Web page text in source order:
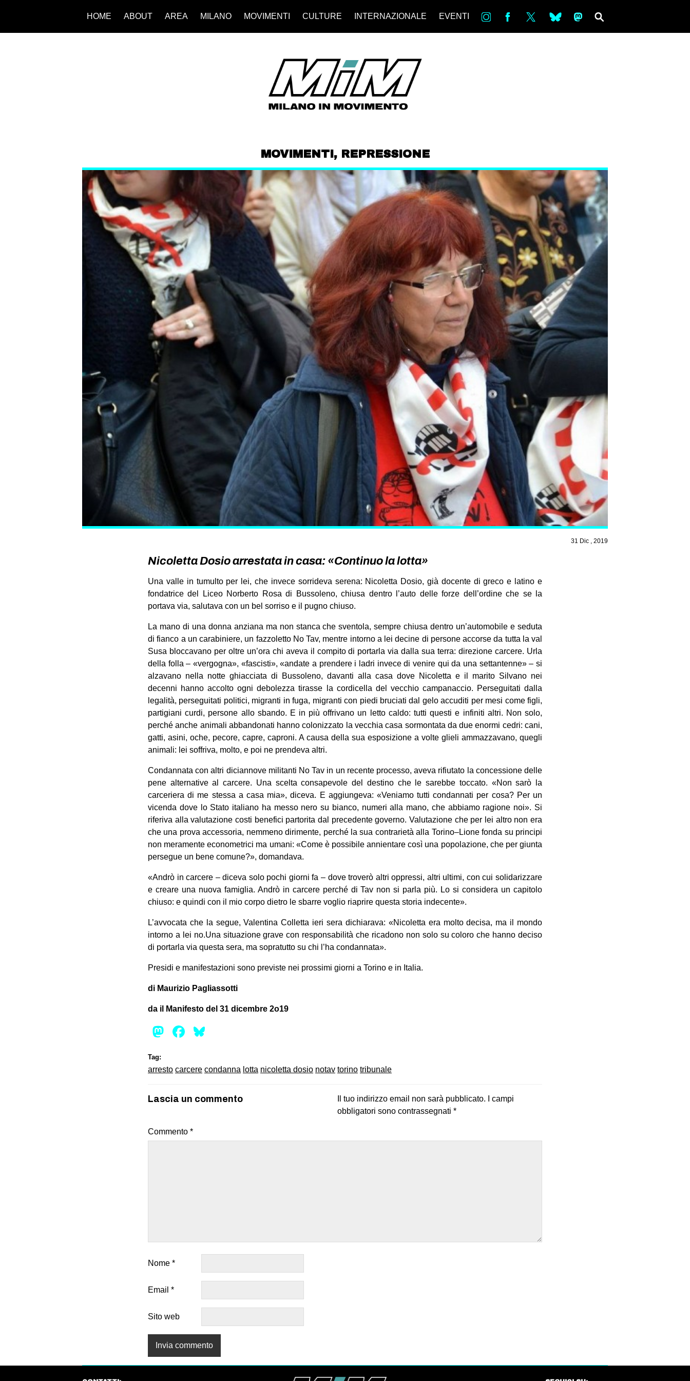
HOME ABOUT AREA MILANO MOVIMENTI CULTURE INTERNAZIONALE EVENTI in bsky ms
MOVIMENTI , REPRESSIONE
31 Dic , 2019
Nicoletta Dosio arrestata in casa: «Continuo la lotta»
Una valle in tumulto per lei, che invece sorrideva serena: Nicoletta Dosio, già docente di greco e latino e
fondatrice del Liceo Norberto Rosa di Bussoleno, chiusa dentro l’auto delle forze dell’ordine che se la
portava via, salutava con un bel sorriso e il pugno chiuso.
La mano di una donna anziana ma non stanca che sventola, sempre chiusa dentro un’automobile e seduta
di fianco a un carabiniere, un fazzoletto No Tav, mentre intorno a lei decine di persone accorse da tutta la val
Susa bloccavano per oltre un’ora chi aveva il compito di portarla via dalla sua terra: direzione carcere. Urla
della folla – «vergogna», «fascisti», «andate a prendere i ladri invece di venire qui da una settantenne» – si
alzavano nella notte ghiacciata di Bussoleno, davanti alla casa dove Nicoletta e il marito Silvano nei
decenni hanno accolto ogni debolezza tirasse la cordicella del vecchio campanaccio. Perseguitati dalla
legalità, perseguitati politici, migranti in fuga, migranti con piedi bruciati dal gelo accuditi per mesi come figli,
partigiani curdi, persone allo sbando. E in più offrivano un letto caldo: tutti questi e infiniti altri. Non solo,
perché anche animali abbandonati hanno colonizzato la vecchia casa sormontata da due enormi cedri: cani,
gatti, asini, oche, pecore, capre, caproni. A causa della sua esposizione a volte glieli ammazzavano, quegli
animali: lei soffriva, molto, e poi ne prendeva altri.
Condannata con altri diciannove militanti No Tav in un recente processo, aveva rifiutato la concessione delle
pene alternative al carcere. Una scelta consapevole del destino che le sarebbe toccato. «Non sarò la
carceriera di me stessa a casa mia», diceva. E aggiungeva: «Veniamo tutti condannati per cosa? Per un
vicenda dove lo Stato italiano ha messo nero su bianco, numeri alla mano, che abbiamo ragione noi». Si
riferiva alla valutazione costi benefici partorita dal precedente governo. Valutazione che per lei altro non era
che una prova accessoria, nemmeno dirimente, perché la sua contrarietà alla Torino–Lione fonda su principi
non meramente econometrici ma umani: «Come è possibile annientare così una popolazione, che per giunta
persegue un bene comune?», domandava.
«Andrò in carcere – diceva solo pochi giorni fa – dove troverò altri oppressi, altri ultimi, con cui solidarizzare
e creare una nuova famiglia. Andrò in carcere perché di Tav non si parla più. Lo si considera un capitolo
chiuso: e quindi con il mio corpo dietro le sbarre voglio riaprire questa storia indecente».
L’avvocata che la segue, Valentina Colletta ieri sera dichiarava: «Nicoletta era molto decisa, ma il mondo
intorno a lei no.Una situazione grave con responsabilità che ricadono non solo su coloro che hanno deciso
di portarla via questa sera, ma sopratutto su chi l’ha condannata».
Presidi e manifestazioni sono previste nei prossimi giorni a Torino e in Italia.
di Maurizio Pagliassotti
da il Manifesto del 31 dicembre 2o19
Mastodon
Facebook
Tag:
arresto carcere condanna lotta nicoletta dosio notav torino tribunale
Lascia un commento Il tuo indirizzo email non sarà pubblicato.
I campi
obbligatori sono contrassegnati *
Commento *
Nome *
Email *
Sito web